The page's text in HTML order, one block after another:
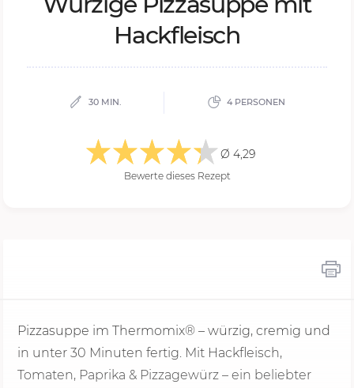
Hack­fleisch
30 MIN. 4 PERSONEN
Ø 4,29
Bewerte dieses Rezept
Pizzasuppe im Thermomix® – würzig, cremig und
in unter 30 Minuten fertig. Mit Hackfleisch,
Tomaten, Paprika & Pizzagewürz – ein beliebter